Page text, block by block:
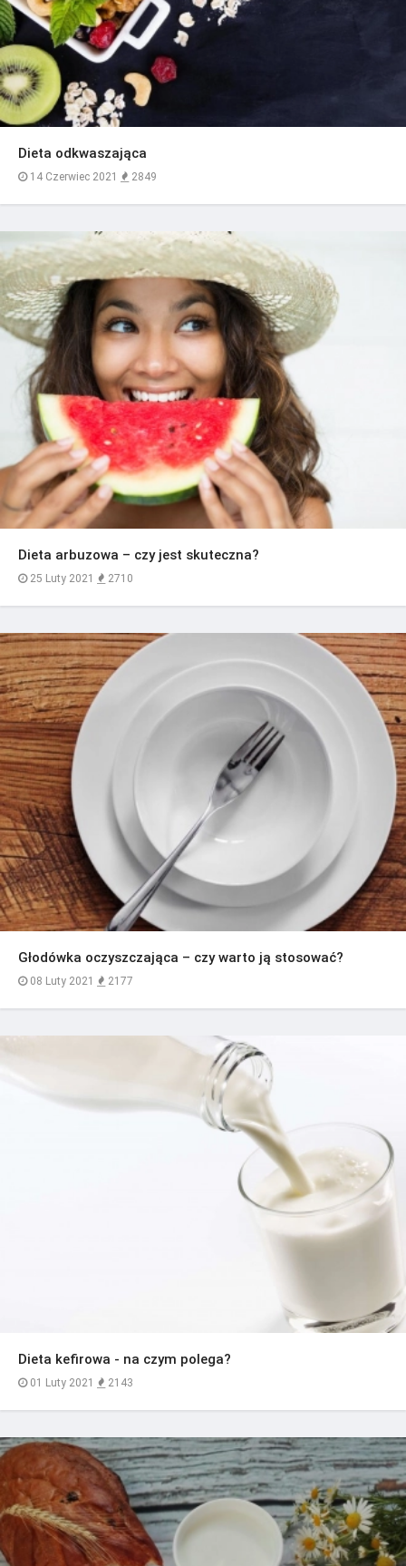
Dieta odkwaszająca
14 Czerwiec 2021 2849
Dieta arbuzowa – czy jest skuteczna?
25 Luty 2021 2710
Głodówka oczyszczająca – czy warto ją stosować?
08 Luty 2021 2177
Dieta kefirowa - na czym polega?
01 Luty 2021 2143